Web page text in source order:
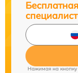
Нажимая на кнопку